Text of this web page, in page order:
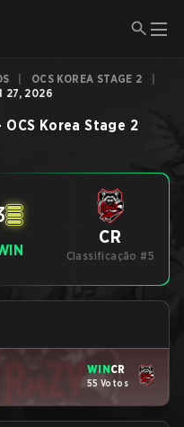
OCS KOREA STAGE 2
27, 2026
OCS Korea Stage 2
CR
Classificação #5
WINCR
55 Votos